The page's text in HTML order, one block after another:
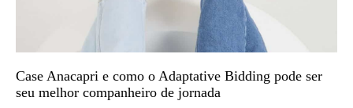
Case Anacapri e como o Adaptative Bidding pode ser
seu melhor companheiro de jornada